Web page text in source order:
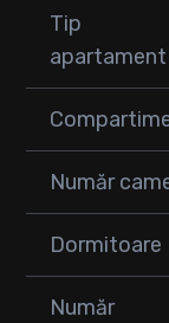
Pentru detalii nu
0749548783
Tip
apartament
Număr
Dormitoare
Număr